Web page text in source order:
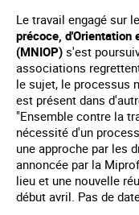
Le travail engagé sur le
précoce,
(MNIOP) s'est
associations
le sujet, le processus
est présent dans
"Ensemble contre la
nécessité d'un
une approche par les
annoncée par la
lieu et une nouvelle
début avril. Pas de